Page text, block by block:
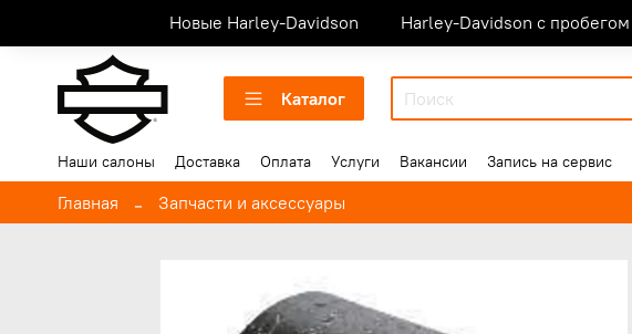
Новые Harley-Davidson Harley-Davidson с пробегом
Каталог
Наши салоны Доставка Оплата Услуги Вакансии Запись на сервис
Главная Запчасти и аксессуары